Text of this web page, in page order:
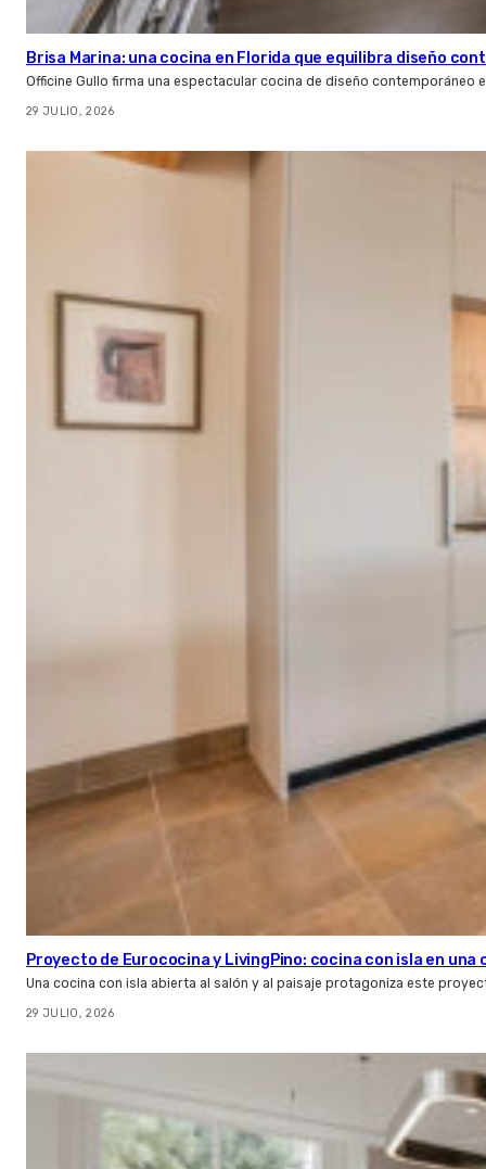
Brisa Marina: una cocina en Florida que equilibra diseño
Officine Gullo firma una espectacular cocina de diseño contemporáneo
29 JULIO, 2026
Proyecto de Eurococina y LivingPino: cocina con isla en una
Una cocina con isla abierta al salón y al paisaje protagoniza este
29 JULIO, 2026